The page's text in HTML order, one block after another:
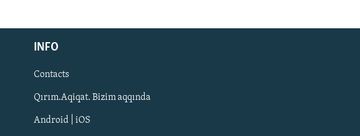
Русский
Українською
QOŞULIÑIZ!
INFO
Contacts
Qırım.Aqiqat. Bizim aqqında
Android | iOS